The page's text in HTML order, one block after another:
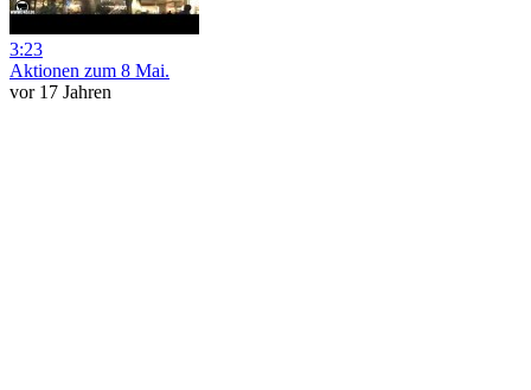
3:23
Aktionen zum 8 Mai.
vor 17 Jahren